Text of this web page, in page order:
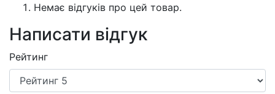
Немає відгуків про цей товар.
Написати відгук
Рейтинг